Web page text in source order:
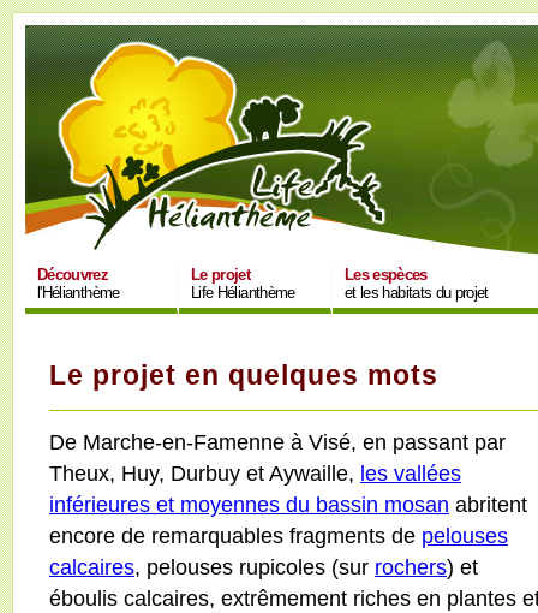
Découvrez
l'Hélianthème
Le projet
Life Hélianthème
Les espèces
et les habitats du projet
Le projet en quelques mots
De Marche-en-Famenne à Visé, en passant par
Theux, Huy, Durbuy et Aywaille, les vallées
inférieures et moyennes du bassin mosan abritent
encore de remarquables fragments de pelouses
calcaires, pelouses rupicoles (sur rochers) et
éboulis calcaires, extrêmement riches en plantes